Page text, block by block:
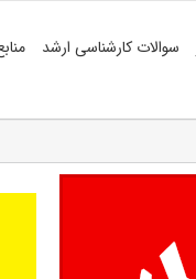
سوالات کارشناسی ارشد